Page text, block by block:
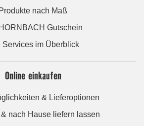
Produkte nach Maß
Gutschein
Services im Überblick
Online einkaufen
& Lieferoptionen
nach Hause liefern lassen